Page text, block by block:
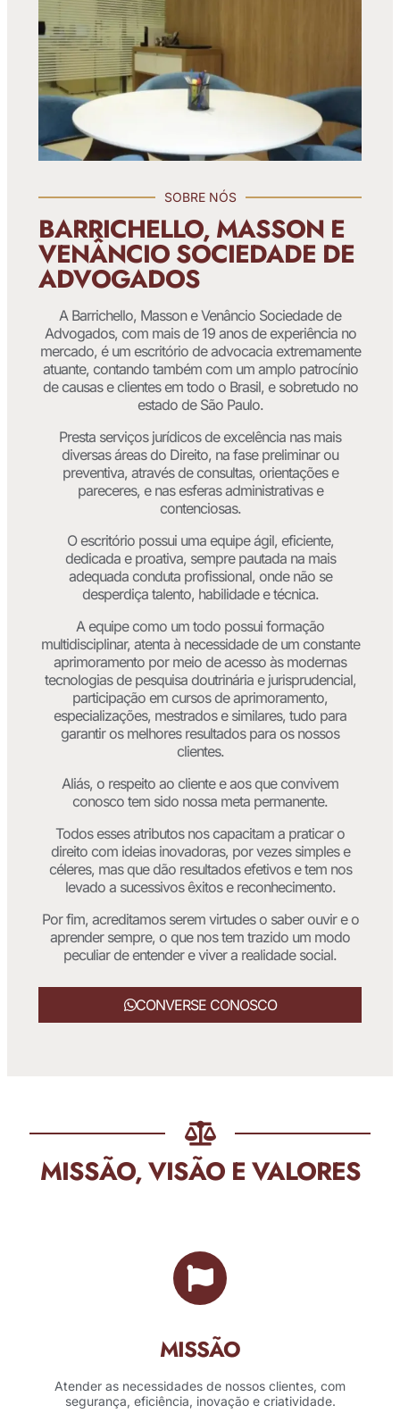
SOBRE NÓS
BARRICHELLO, MASSON E
VENÂNCIO SOCIEDADE DE
ADVOGADOS
A Barrichello, Masson e Venâncio Sociedade de
Advogados, com mais de 19 anos de experiência no
mercado, é um escritório de advocacia extremamente
atuante, contando também com um amplo patrocínio
de causas e clientes em todo o Brasil, e sobretudo no
estado de São Paulo.
Presta serviços jurídicos de excelência nas mais
diversas áreas do Direito, na fase preliminar ou
preventiva, através de consultas, orientações e
pareceres, e nas esferas administrativas e
contenciosas.
O escritório possui uma equipe ágil, eficiente,
dedicada e proativa, sempre pautada na mais
adequada conduta profissional, onde não se
desperdiça talento, habilidade e técnica.
A equipe como um todo possui formação
multidisciplinar, atenta à necessidade de um constante
aprimoramento por meio de acesso às modernas
tecnologias de pesquisa doutrinária e jurisprudencial,
participação em cursos de aprimoramento,
especializações, mestrados e similares, tudo para
garantir os melhores resultados para os nossos
clientes.
Aliás, o respeito ao cliente e aos que convivem
conosco tem sido nossa meta permanente.
Todos esses atributos nos capacitam a praticar o
direito com ideias inovadoras, por vezes simples e
céleres, mas que dão resultados efetivos e tem nos
levado a sucessivos êxitos e reconhecimento.
Por fim, acreditamos serem virtudes o saber ouvir e o
aprender sempre, o que nos tem trazido um modo
peculiar de entender e viver a realidade social.
CONVERSE CONOSCO
MISSÃO, VISÃO E VALORES
MISSÃO
Atender as necessidades de nossos clientes, com
segurança, eficiência, inovação e criatividade.